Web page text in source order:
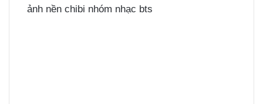
ảnh nền chibi nhóm nhạc bts